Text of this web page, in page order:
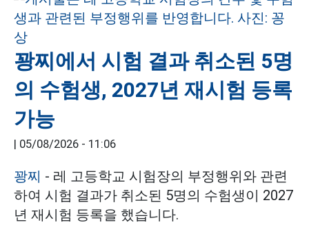
꽝찌에서 시험 결과 취소된 5명
의 수험생, 2027년 재시험 등록
가능
| 05/08/2026 - 11:06
꽝찌 - 레 고등학교 시험장의 부정행위와 관련
하여 시험 결과가 취소된 5명의 수험생이 2027
년 재시험 등록을 했습니다.